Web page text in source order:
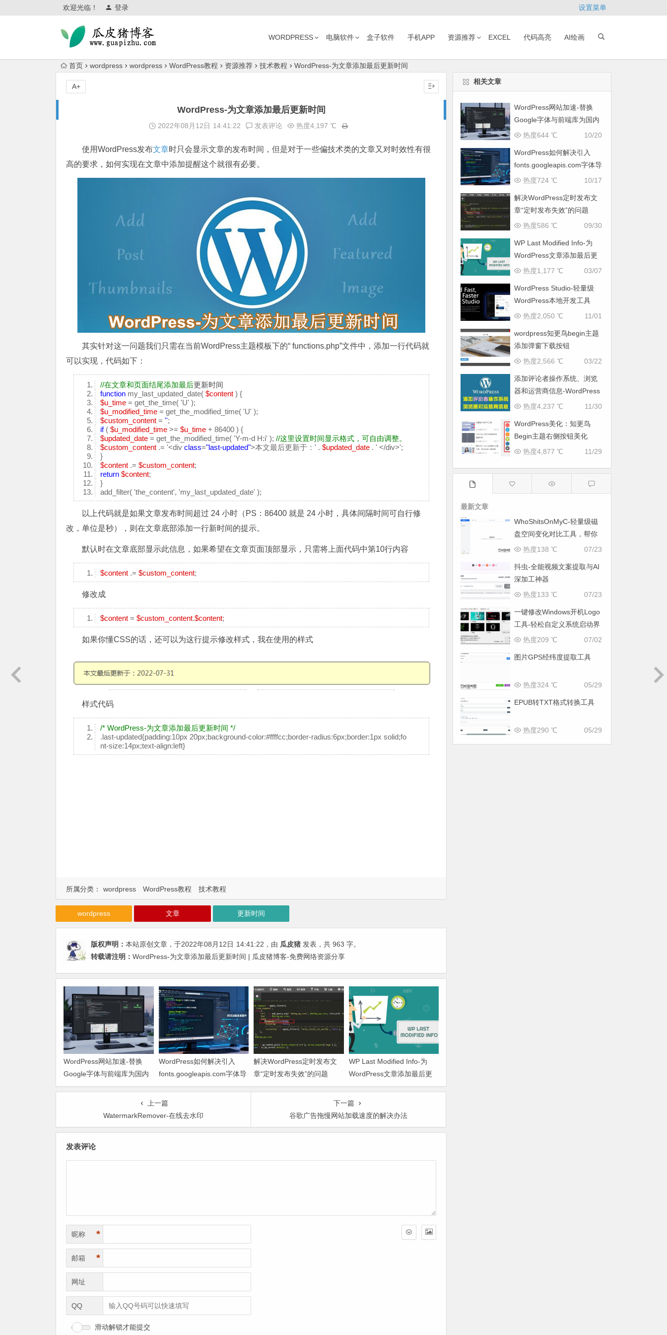
欢迎光临！ 登录 设置菜单
WORDPRESS 电脑软件 盒子软件 手机APP 资源推荐 EXCEL 代码高亮 AI绘画
首页 wordpress wordpress WordPress教程 资源推荐 技术教程 WordPress-为文章添加最后更新时间
WordPress-为文章添加最后更新时间
2022年08月12日 14:41:22 发表评论 热度4,197 ℃
使用WordPress发布文章时只会显示文章的发布时间，但是对于一些偏技术类的文章又对时效性有很
高的要求，如何实现在文章中添加提醒这个就很有必要。
其实针对这一问题我们只需在当前WordPress主题模板下的“ functions.php”文件中，添加一行代码就
可以实现，代码如下：
//在文章和页面结尾添加最后更新时间
functionmy_last_updated_date( $content) {
$u_time= get_the_time( 'U' );
$u_modified_time= get_the_modified_time( 'U' );
$custom_content= '';
if( $u_modified_time>= $u_time+ 86400 ) {
$updated_date= get_the_modified_time( 'Y-m-d H:i' ); //这里设置时间显示格式，可自由调整。
$custom_content.= '<div class="last-updated">本文最后更新于：' . $updated_date. ' </div>';
}
$content.= $custom_content;
return $content;
}
add_filter( 'the_content', 'my_last_updated_date' );
以上代码就是如果文章发布时间超过 24 小时（PS：86400 就是 24 小时，具体间隔时间可自行修
改，单位是秒），则在文章底部添加一行新时间的提示。
默认时在文章底部显示此信息，如果希望在文章页面顶部显示，只需将上面代码中第10行内容
$content.= $custom_content;
修改成
$content= $custom_content.$content;
如果你懂CSS的话，还可以为这行提示修改样式，我在使用的样式
样式代码
/* WordPress-为文章添加最后更新时间 */
.last-updated{padding:10px 20px;background-color:#ffffcc;border-radius:6px;border:1px solid;fo
nt-size:14px;text-align:left}
A+
所属分类： wordpress WordPress教程 技术教程
wordpress 文章 更新时间
版权声明： 本站原创文章，于2022年08月12日 14:41:22 ，由 瓜皮猪 发表，共 963 字。
转载请注明： WordPress-为文章添加最后更新时间 | 瓜皮猪博客-免费网络资源分享
WordPress网站加速-替换
Google字体与前端库为国内
CDN镜像
WordPress如何解决引入
fonts.googleapis.com字体导
致网页响应缓慢问题
解决WordPress定时发布文
章“定时发布失效”的问题
WP Last Modified Info-为
WordPress文章添加最后更
新时间
上一篇
WatermarkRemover-在线去水印
下一篇
谷歌广告拖慢网站加载速度的解决办法
发表评论
昵称 *
邮箱 *
网址
QQ
滑动解锁才能提交
相关文章
WordPress网站加速-替换
Google字体与前端库为国内
CDN镜像
10/20
热度644 ℃
WordPress如何解决引入
fonts.googleapis.com字体导
致网页响应缓慢问题
10/17
热度724 ℃
解决WordPress定时发布文
章“定时发布失效”的问题
09/30
热度586 ℃
WP Last Modified Info-为
WordPress文章添加最后更
新时间
03/07
热度1,177 ℃
WordPress Studio-轻量级
WordPress本地开发工具
11/01
热度2,050 ℃
wordpress知更鸟begin主题
添加弹窗下载按钮
03/22
热度2,566 ℃
添加评论者操作系统、浏览
器和运营商信息-WordPress
教程
11/30
热度4,237 ℃
WordPress美化：知更鸟
Begin主题右侧按钮美化
11/29
热度4,877 ℃
最新文章
WhoShitsOnMyC-轻量级磁
盘空间变化对比工具，帮你
找出“吃掉”空间的罪魁祸首
07/23
热度138 ℃
抖虫-全能视频文案提取与AI
深加工神器
07/23
热度133 ℃
一键修改Windows开机Logo
工具-轻松自定义系统启动界
面
07/02
热度209 ℃
图片GPS经纬度提取工具
05/29
热度324 ℃
EPUB转TXT格式转换工具
05/29
热度290 ℃